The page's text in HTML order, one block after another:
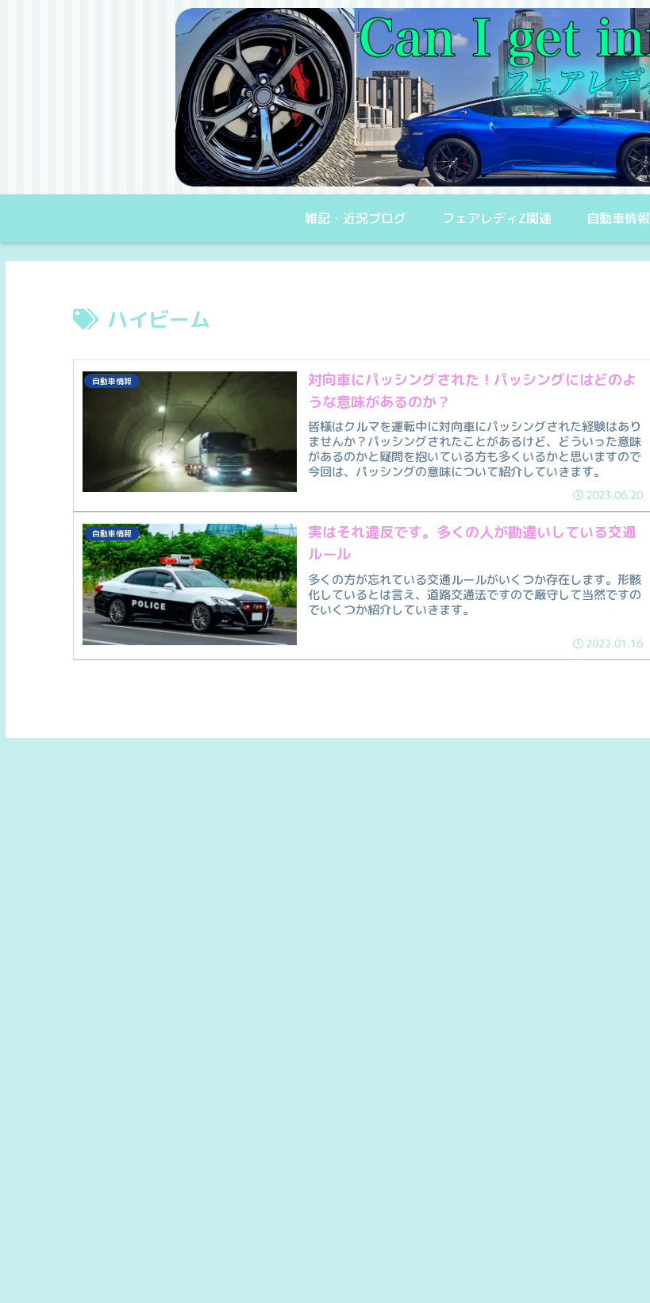
雑記・近況ブログ フェアレディZ関連 自動車情報
ハイビーム
自動車情報
対向車にパッシングされた！パッシングにはどのよ
うな意味があるのか？
皆様はクルマを運転中に対向車にパッシングされた経験はあり
ませんか？パッシングされたことがあるけど、どういった意味
があるのかと疑問を抱いている方も多くいるかと思いますので
今回は、パッシングの意味について紹介していきます。
2023.06.20
自動車情報
実はそれ違反です。多くの人が勘違いしている交通
ルール
多くの方が忘れている交通ルールがいくつか存在します。形骸
化しているとは言え、道路交通法ですので厳守して当然ですの
でいくつか紹介していきます。
2022.01.16